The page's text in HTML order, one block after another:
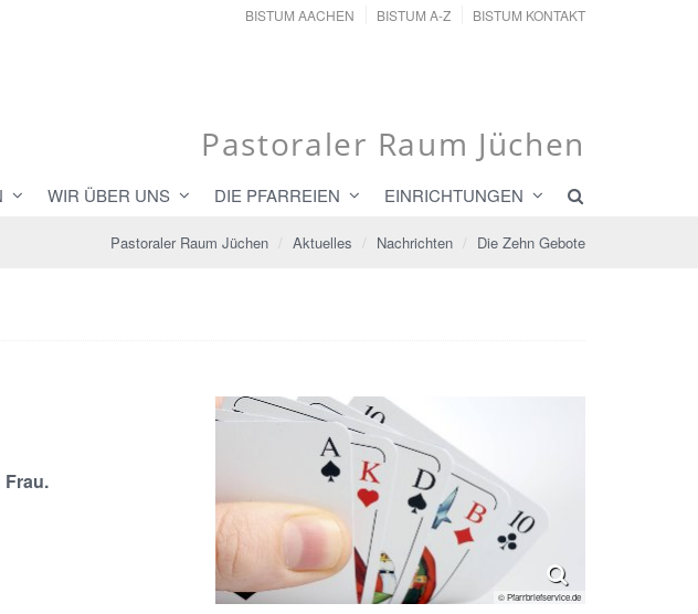
BISTUM AACHEN BISTUM A-Z BISTUM KONTAKT
Pastoraler Raum Jüchen
WIR ÜBER UNS DIE PFARREIEN EINRICHTUNGEN
Pastoraler Raum Jüchen Aktuelles Nachrichten Die Zehn Gebote
© Pfarrbriefservice.de